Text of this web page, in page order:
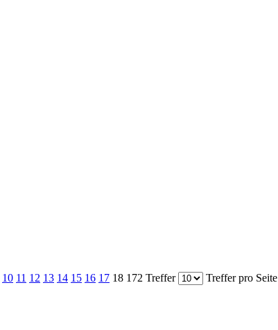
10 11 12 13 14 15 16 17 18 172 Treffer Treffer pro Seite